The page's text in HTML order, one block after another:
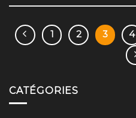
1 2 3 4
CATÉGORIES